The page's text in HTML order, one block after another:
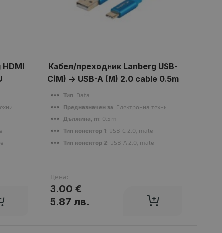
Кабел/преходник Lanberg USB-
C(M) -> USB-A (M) 2.0 cable 0.5m
Тип: Data
Предназначен за: Електронна техника
Дължина, m: 0.5 m
Тип конектор 1: USB-C 2.0, male
Тип конектор 2: USB-A 2.0, male
Цена:
3.00 €
5.87 лв.